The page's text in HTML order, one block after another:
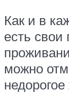
Как и в
есть
можно